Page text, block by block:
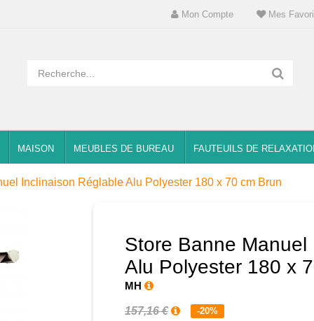
Mon Compte Mes
MAISON MEUBLES DE BUREAU FAUTEUILS DE
Inclinaison Réglable Alu Polyester 180 x 70 cm Brun
Store Banne
Alu Polyester 180 x
MH
157,16 € -20%